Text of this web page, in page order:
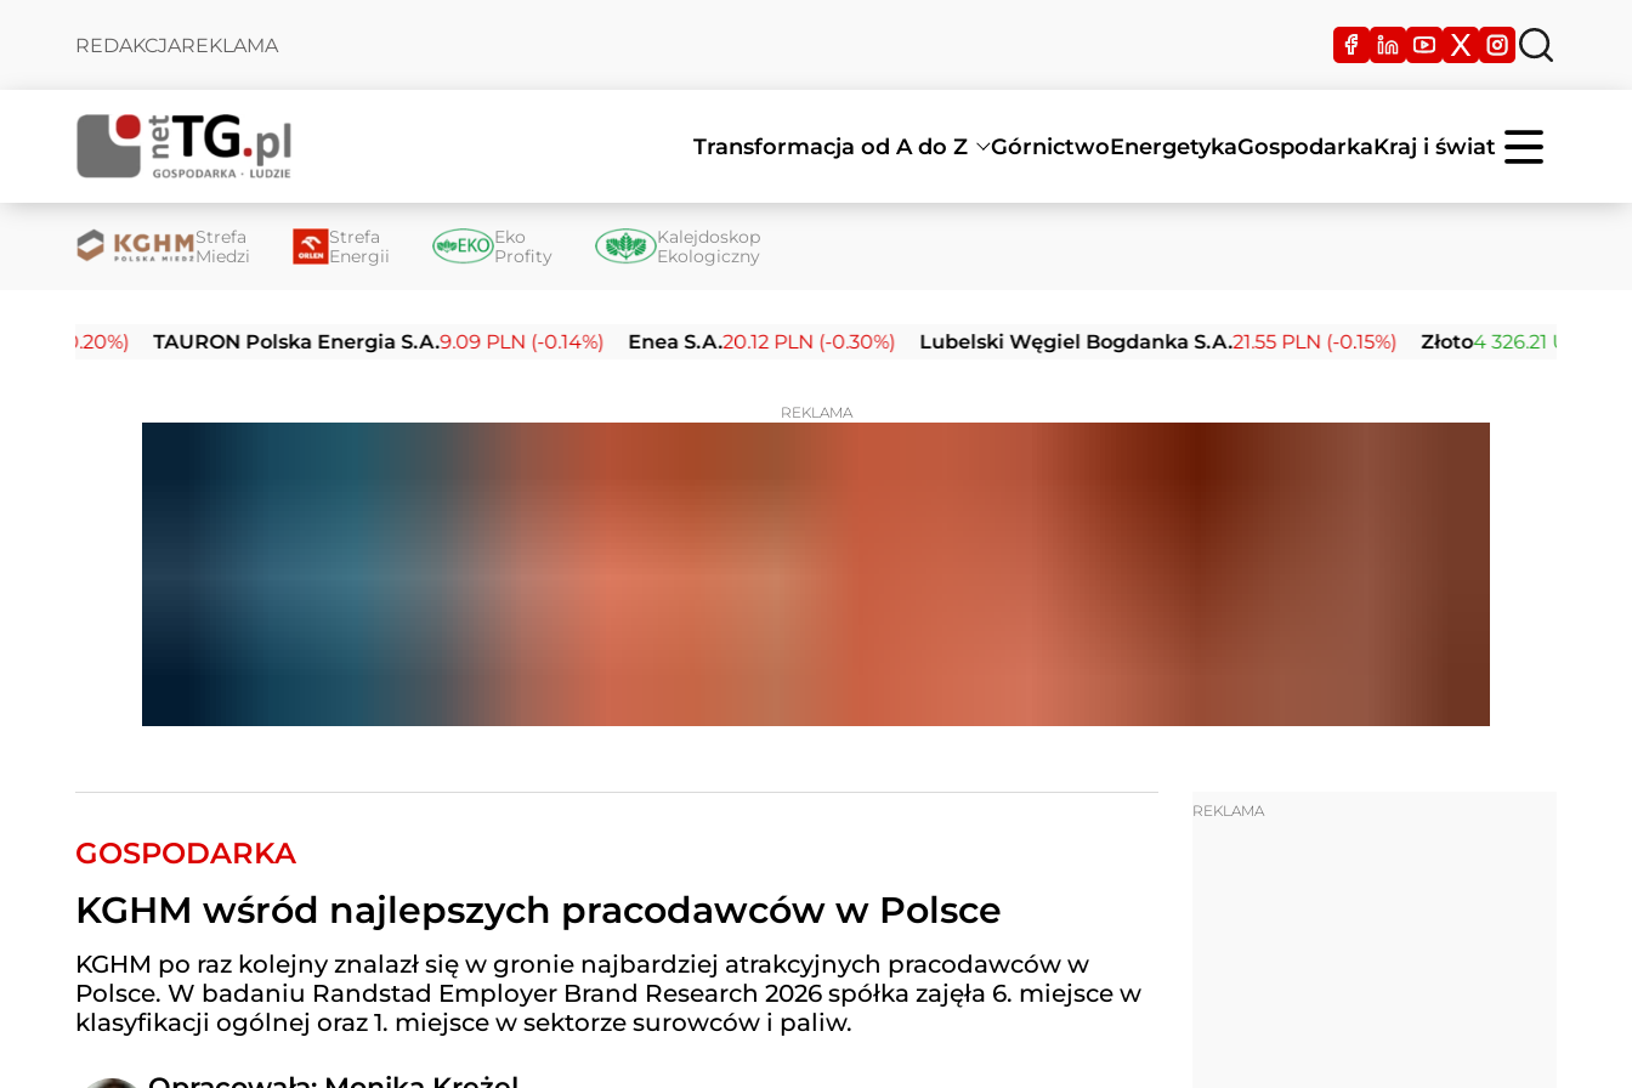
REDAKCJAREKLAMA
Transformacja od A do Z GórnictwoEnergetykaGospodarkaKraj i świat
Strefa
Miedzi
Strefa
Energii
Eko
Profity
Kalejdoskop
Ekologiczny
TAURON Polska Energia S.A.9.09 PLN (-0.14%) Enea S.A.20.12 PLN (-0.30%) Lubelski Węgiel Bogdanka S.A.21.55 PLN (-0.15%) Złoto4 326.21 USD (+2.02%)
REKLAMA
GOSPODARKA
KGHM wśród najlepszych pracodawców w Polsce
KGHM po raz kolejny znalazł się w gronie najbardziej atrakcyjnych pracodawców w
Polsce. W badaniu Randstad Employer Brand Research 2026 spółka zajęła 6. miejsce w
klasyfikacji ogólnej oraz 1. miejsce w sektorze surowców i paliw.
REKLAMA